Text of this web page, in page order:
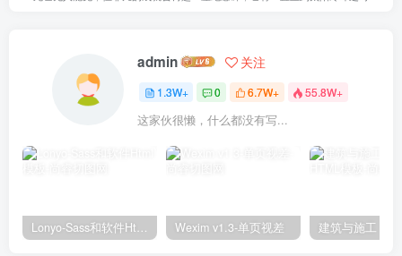
admin 关注
1.3W+ 0 6.7W+ 55.8W+
这家伙很懒，什么都没有写...
Lonyo-Sass和软件Html模板 Wexim v1.3-单页视差